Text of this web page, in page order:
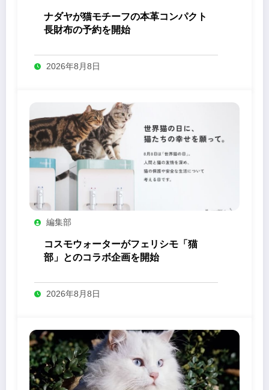
ナダヤが猫モチーフの本革コンパクト
長財布の予約を開始
2026年8月8日
編集部
コスモウォーターがフェリシモ「猫
部」とのコラボ企画を開始
2026年8月8日